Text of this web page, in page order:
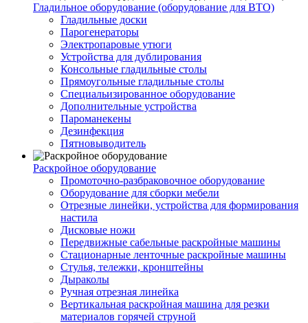
Гладильное оборудование (оборудование для ВТО)
Гладильные доски
Парогенераторы
Электропаровые утюги
Устройства для дублирования
Консольные гладильные столы
Прямоугольные гладильные столы
Специальизированное оборудование
Дополнительные устройства
Пароманекены
Дезинфекция
Пятновыводитель
Раскройное оборудование
Промоточно-разбраковочное оборудование
Оборудование для сборки мебели
Отрезные линейки, устройства для формирования
настила
Дисковые ножи
Передвижные сабельные раскройные машины
Стационарные ленточные раскройные машины
Стулья, тележки, кронштейны
Дыраколы
Ручная отрезная линейка
Вертикальная раскройная машина для резки
материалов горячей струной